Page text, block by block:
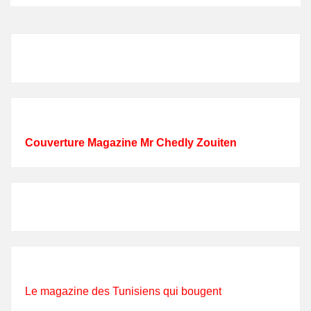
Couverture Magazine Mr Chedly Zouiten
Le magazine des Tunisiens qui bougent